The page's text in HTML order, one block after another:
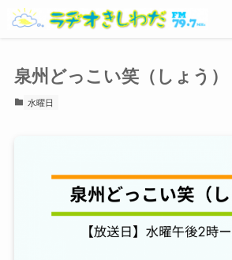
泉州どっこい笑（しょう）
水曜日